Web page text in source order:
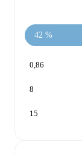
42 %
0,86
8
15